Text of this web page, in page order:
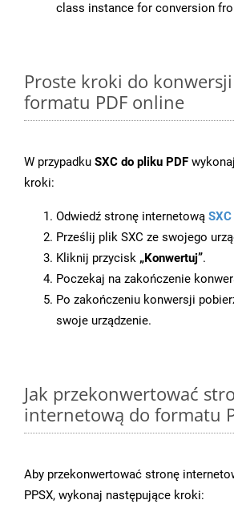
class instance for conversion
Proste kroki do konwersji
formatu PDF online
W przypadku SXC do pliku PDF
kroki:
Odwiedź stronę internetową
Prześlij plik SXC ze swojego
Kliknij przycisk „Konwertuj”.
Poczekaj na zakończenie
Po zakończeniu konwersji
swoje urządzenie.
Jak przekonwertować
internetową do formatu
Aby przekonwertować stronę
PPSX, wykonaj następujące kroki: